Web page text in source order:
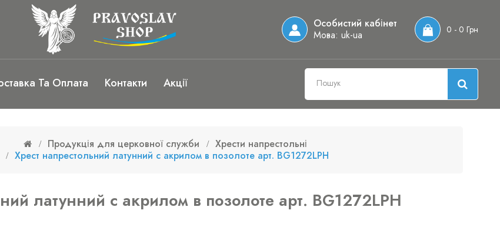
Особистий кабінет
Мова: uk-ua 0 - 0 Грн
Та Оплата Контакти Акції
Продукція для церковної служби
Хрести напрестольні
Хрест напрестольний латунний с акрилом в позолоте арт. BG1272LPH
латунний с акрилом в позолоте арт. BG1272LPH